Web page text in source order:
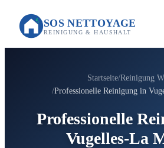
SOS NETTOYAGE
REINIGUNG & HAUSHALT
Startseite Reinigung
Professionelle Reinigung in
Professionelle
Vugelles-La